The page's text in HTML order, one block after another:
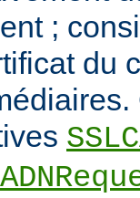
;
du